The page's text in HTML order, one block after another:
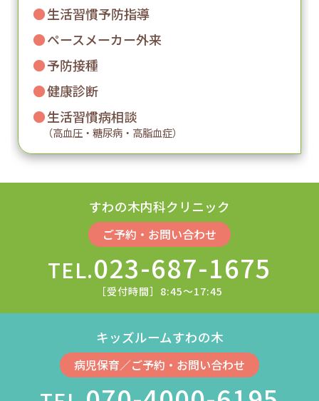
●生活習慣予防指導
●ペースメーカー外来
●予防接種
●健康診断
●生活習慣病相談
（高血圧・糖尿病・高脂血症）
すわの木内科クリニック
ご予約・お問い合わせ
TEL.023-687-1675
［受付時間］8:45〜17:45
キッズルームすわの木
病児保育／ご予約・お問い合わせ